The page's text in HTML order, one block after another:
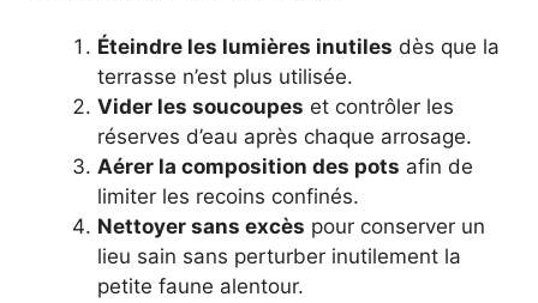
Éteindre les lumières inutiles dès que la
terrasse n’est plus utilisée.
Vider les soucoupes et contrôler les
réserves d’eau après chaque arrosage.
Aérer la composition des pots afin de
limiter les recoins confinés.
Nettoyer sans excès pour conserver un
lieu sain sans perturber inutilement la
petite faune alentour.